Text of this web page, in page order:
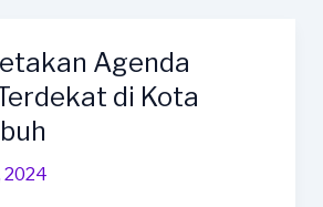
Agenda
di Kota
2024